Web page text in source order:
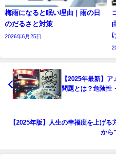
梅雨になると眠い理由｜雨の日
のだるさと対策
2026年6月25日
【2025年最新】
問題とは？危険性
【2025年版】人生の幸福度を上げる
から